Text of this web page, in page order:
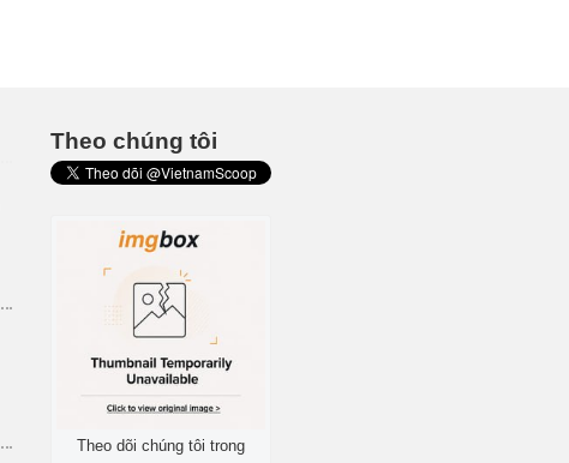
Theo chúng tôi
Theo dõi chúng tôi trong